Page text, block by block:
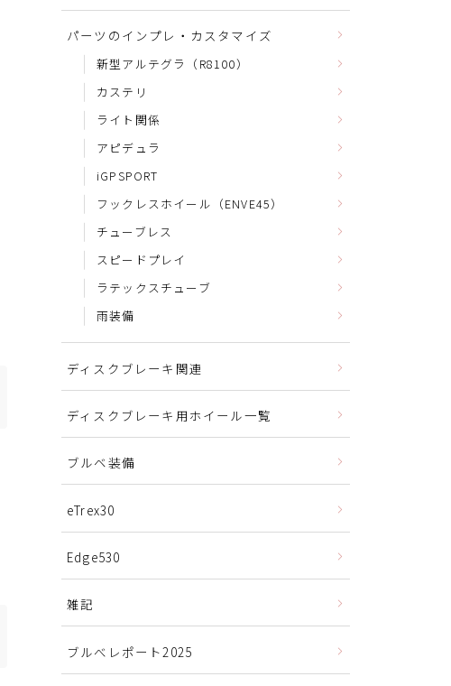
パーツのインプレ・カスタマイズ
新型アルテグラ（R8100）
カステリ
ライト関係
アピデュラ
iGPSPORT
フックレスホイール（ENVE45）
チューブレス
スピードプレイ
ラテックスチューブ
雨装備
ディスクブレーキ関連
ディスクブレーキ用ホイール一覧
ブルベ装備
eTrex30
Edge530
雑記
ブルべレポート2025